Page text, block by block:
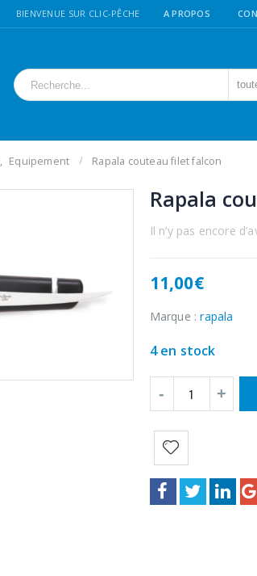
BIENVENUE SUR CLIC-PÊCHE A PROPOS
, Equipement Rapala couteau filet falcon
Rapala
Il n’y pas encore
11,00€
Marque :rapala
4 en stock